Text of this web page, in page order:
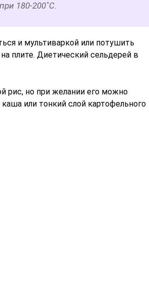
180-200˚С.
и мультиваркой или потушить
плите. Диетический сельдерей в
рис, но при желании его можно
или тонкий слой картофельного